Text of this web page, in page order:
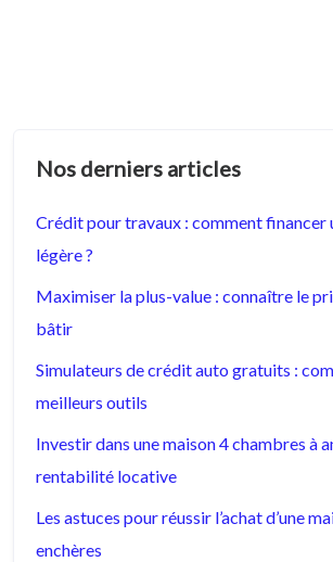
Nos derniers articles
Crédit pour travaux : comment financer
légère ?
Maximiser la plus-value : connaître le
bâtir
Simulateurs de crédit auto gratuits :
meilleurs outils
Investir dans une maison 4 chambres à
rentabilité locative
Les astuces pour réussir l’achat d’une
enchères